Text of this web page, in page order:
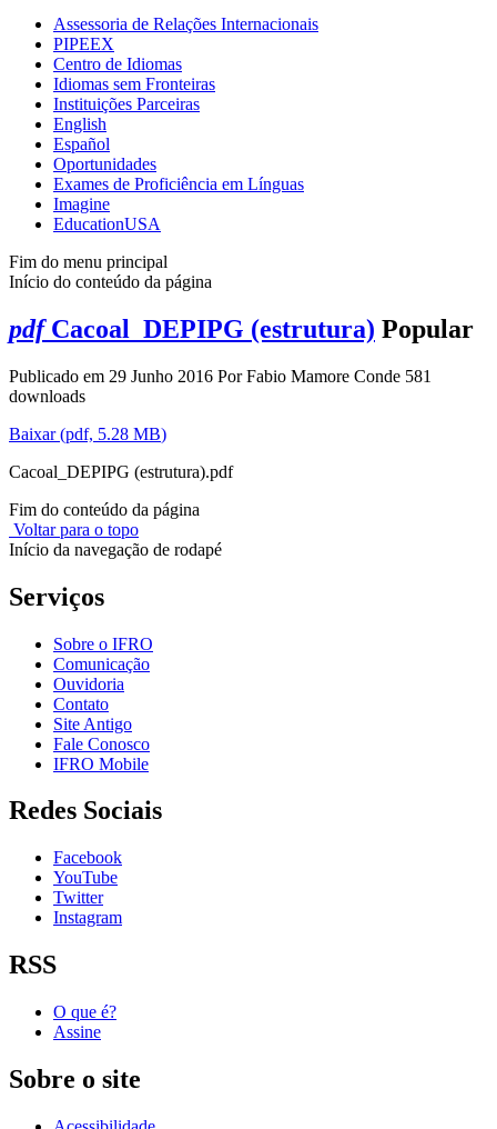
Assessoria de Relações Internacionais
PIPEEX
Centro de Idiomas
Idiomas sem Fronteiras
Instituições Parceiras
English
Español
Oportunidades
Exames de Proficiência em Línguas
Imagine
EducationUSA
Fim do menu principal
Início do conteúdo da página
pdf Cacoal_DEPIPG (estrutura) Popular
Publicado em 29 Junho 2016 PorFabio Mamore Conde 581
downloads
Baixar(pdf, 5.28 MB)
Cacoal_DEPIPG (estrutura).pdf
Fim do conteúdo da página
Voltar para o topo
Início da navegação de rodapé
Serviços
Sobre o IFRO
Comunicação
Ouvidoria
Contato
Site Antigo
Fale Conosco
IFRO Mobile
Redes Sociais
Facebook
YouTube
Twitter
Instagram
RSS
O que é?
Assine
Sobre o site